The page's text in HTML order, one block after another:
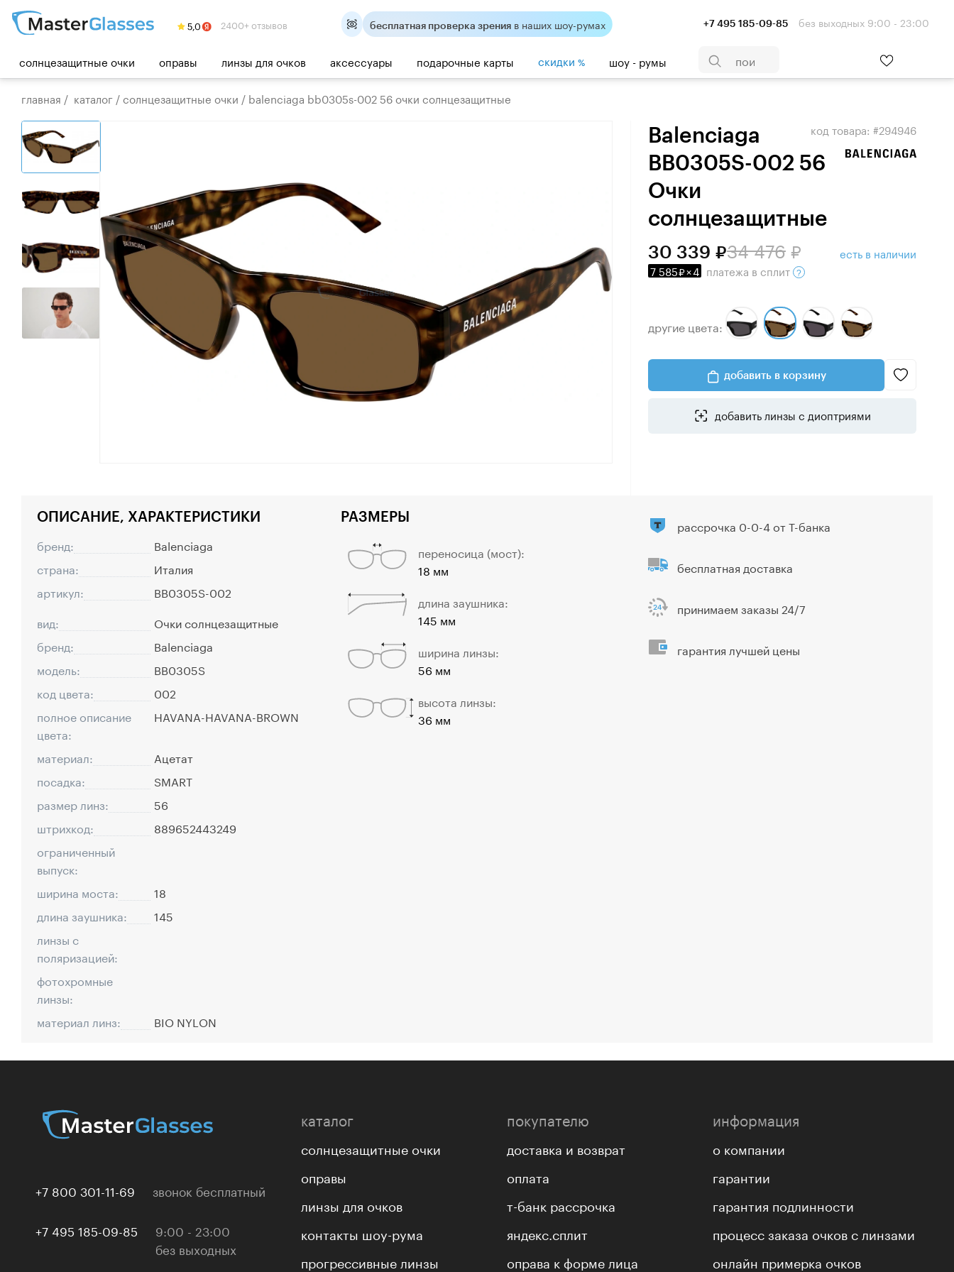
2400+ отзывов +7 495 185-09-85 без выходных 9:00 - 23:00
бесплатная проверка зрения в наших шоу-румах
солнцезащитные очки оправы линзы для очков аксессуары подарочные карты скидки % шоу - румы
главная / каталог /солнцезащитные очки / balenciaga bb0305s-002 56 очки солнцезащитные
Balenciaga
BB0305S-002 56
Очки
солнцезащитные
код товара: #294946
34 476
30 339
7 585 ×4 платежа в сплит
есть в наличии
другие цвета:
добавить в корзину
добавить линзы с диоптриями
ОПИСАНИЕ, ХАРАКТЕРИСТИКИ
бренд:
Balenciaga
страна:
Италия
артикул:
BB0305S-002
вид:
Очки солнцезащитные
бренд:
Balenciaga
модель:
BB0305S
код цвета:
002
полное описание
цвета:
HAVANA-HAVANA-BROWN
материал:
Ацетат
посадка:
SMART
размер линз:
56
штрихкод:
889652443249
ограниченный
выпуск:
ширина моста:
18
длина заушника:
145
линзы с
поляризацией:
фотохромные
линзы:
материал линз:
BIO NYLON
РАЗМЕРЫ
переносица (мост):
18 мм
длина заушника:
145 мм
ширина линзы:
56 мм
высота линзы:
36 мм
рассрочка 0-0-4 от Т-банка
бесплатная доставка
принимаем заказы 24/7
гарантия лучшей цены
+7 800 301-11-69 звонок бесплатный
+7 495 185-09-85
9:00 - 23:00
без выходных
каталог
солнцезащитные очки
оправы
линзы для очков
контакты шоу-рума
прогрессивные линзы
покупателю
доставка и возврат
оплата
т-банк рассрочка
яндекс.сплит
оправа к форме лица
информация
о компании
гарантии
гарантия подлинности
процесс заказа очков с линзами
онлайн примерка очков